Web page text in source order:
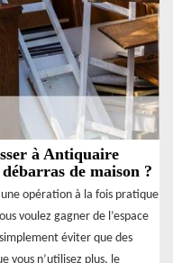
à Antiquaire
de maison ?
opération à la fois pratique
voulez gagner de l’espace
éviter que des
vous n’utilisez plus, le